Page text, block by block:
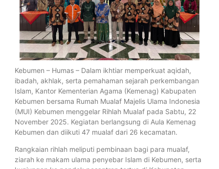
Kebumen – Humas – Dalam ikhtiar memperkuat aqidah,
ibadah, akhlak, serta pemahaman sejarah perkembangan
Islam, Kantor Kementerian Agama (Kemenag) Kabupaten
Kebumen bersama Rumah Mualaf Majelis Ulama Indonesia
(MUI) Kebumen menggelar Rihlah Mualaf pada Sabtu, 22
November 2025. Kegiatan berlangsung di Aula Kemenag
Kebumen dan diikuti 47 mualaf dari 26 kecamatan.
Rangkaian rihlah meliputi pembinaan bagi para mualaf,
ziarah ke makam ulama penyebar Islam di Kebumen, serta